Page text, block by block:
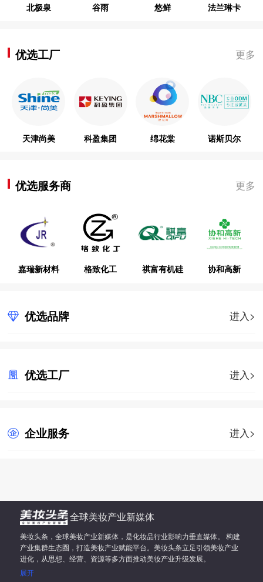
北极泉 谷雨 悠鲜 法兰琳卡
优选工厂 更多
天津尚美 科盈集团 绵花棠 诺斯贝尔
优选服务商 更多
嘉瑞新材料 格致化工 祺富有机硅 协和高新
优选品牌 进入>
优选工厂 进入>
企业服务 进入>
全球美妆产业新媒体
美妆头条，全球美妆产业新媒体，是化妆品行业影响力垂直媒体。 构建
产业集群生态圈，打造美妆产业赋能平台。美妆头条立足引领美妆产业
进化，从思想、经营、资源等多方面推动美妆产业升级发展。
展开